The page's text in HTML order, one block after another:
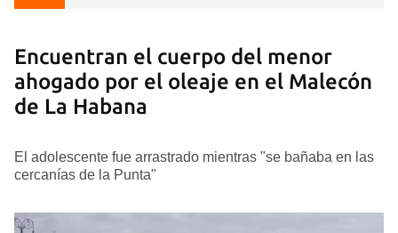
Encuentran el cuerpo del menor
ahogado por el oleaje en el Malecón
de La Habana
El adolescente fue arrastrado mientras "se bañaba en las
cercanías de la Punta"